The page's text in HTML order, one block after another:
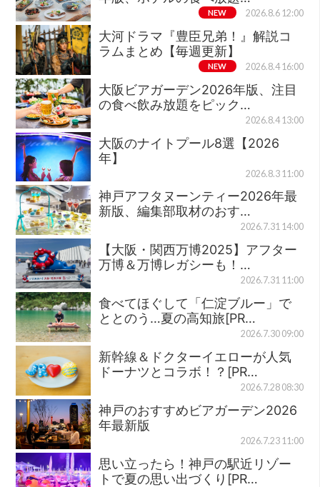
NEW 2026.8.6 12:00
大河ドラマ『豊臣兄弟！』解説コ
ラムまとめ【毎週更新】
NEW 2026.8.4 16:00
大阪ビアガーデン2026年版、注目
の食べ飲み放題をピック…
2026.8.4 13:00
大阪のナイトプール8選【2026
年】
2026.8.3 11:00
神戸アフタヌーンティー2026年最
新版、編集部取材のおす…
2026.7.31 14:00
【大阪・関西万博2025】アフター
万博＆万博レガシーも！…
2026.7.31 11:00
食べてほぐして「仁淀ブルー」で
ととのう…夏の高知旅[PR…
2026.7.30 09:00
新幹線＆ドクターイエローが人気
ドーナツとコラボ！？[PR…
2026.7.28 08:30
神戸のおすすめビアガーデン2026
年最新版
2026.7.23 11:00
思い立ったら！神戸の駅近リゾー
トで夏の思い出づくり[PR…